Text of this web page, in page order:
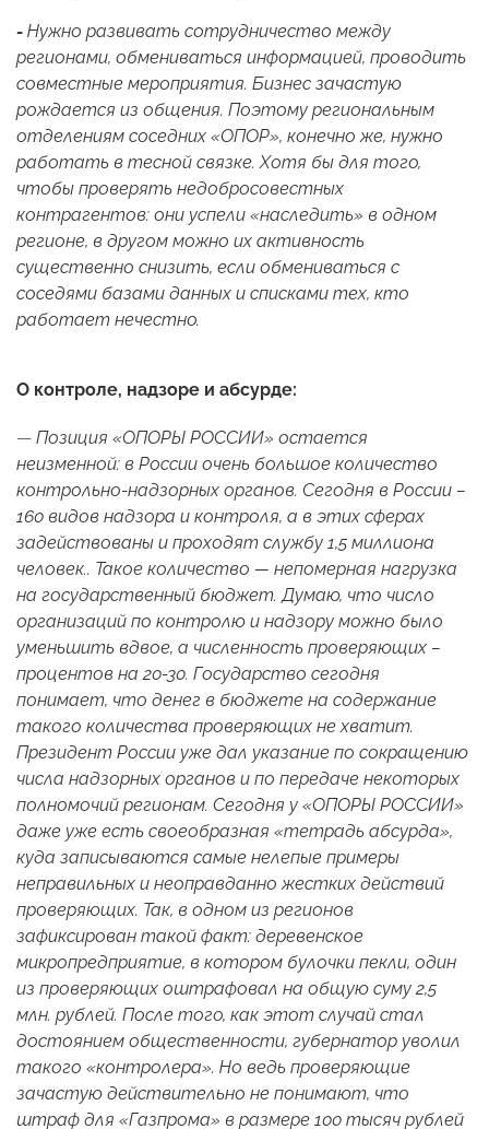
- Нужно развивать сотрудничество между
регионами, обмениваться информацией, проводить
совместные мероприятия. Бизнес зачастую
рождается из общения. Поэтому региональным
отделениям соседних «ОПОР», конечно же, нужно
работать в тесной связке. Хотя бы для того,
чтобы проверять недобросовестных
контрагентов: они успели «наследить» в одном
регионе, в другом можно их активность
существенно снизить, если обмениваться с
соседями базами данных и списками тех, кто
работает нечестно.
О контроле, надзоре и абсурде:
— Позиция «ОПОРЫ РОССИИ» остается
неизменной: в России очень большое количество
контрольно-надзорных органов. Сегодня в России –
160 видов надзора и контроля, а в этих сферах
задействованы и проходят службу 1,5 миллиона
человек.. Такое количество — непомерная нагрузка
на государственный бюджет. Думаю, что число
организаций по контролю и надзору можно было
уменьшить вдвое, а численность проверяющих –
процентов на 20-30. Государство сегодня
понимает, что денег в бюджете на содержание
такого количества проверяющих не хватит.
Президент России уже дал указание по сокращению
числа надзорных органов и по передаче некоторых
полномочий регионам. Сегодня у «ОПОРЫ РОССИИ»
даже уже есть своеобразная «тетрадь абсурда»,
куда записываются самые нелепые примеры
неправильных и неоправданно жестких действий
проверяющих. Так, в одном из регионов
зафиксирован такой факт: деревенское
микропредприятие, в котором булочки пекли, один
из проверяющих оштрафовал на общую суму 2,5
млн. рублей. После того, как этот случай стал
достоянием общественности, губернатор уволил
такого «контролера». Но ведь проверяющие
зачастую действительно не понимают, что
штраф для «Газпрома» в размере 100 тысяч рублей